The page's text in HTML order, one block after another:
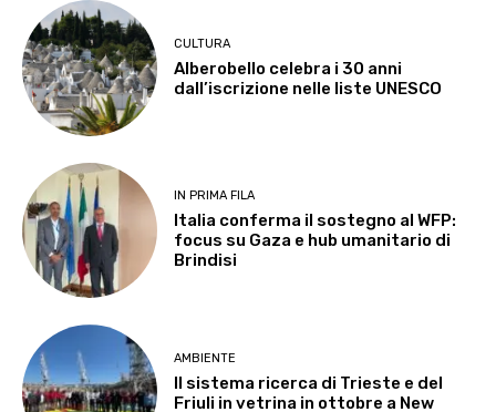
CULTURA
Alberobello celebra i 30 anni
dall’iscrizione nelle liste UNESCO
IN PRIMA FILA
Italia conferma il sostegno al WFP:
focus su Gaza e hub umanitario di
Brindisi
AMBIENTE
Il sistema ricerca di Trieste e del
Friuli in vetrina in ottobre a New